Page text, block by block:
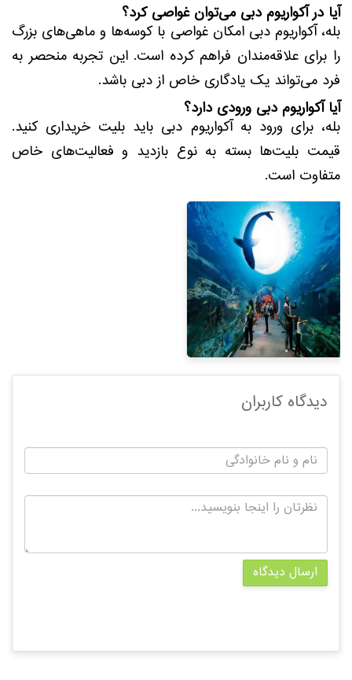
آیا در آکواریوم دبی می‌توان غواصی کرد؟
بله، آکواریوم دبی امکان غواصی با کوسه‌ها و ماهی‌های بزرگ
را برای علاقه‌مندان فراهم کرده است. این تجربه منحصر به
فرد می‌تواند یک یادگاری خاص از دبی باشد.
آیا آکواریوم دبی ورودی دارد؟
بله، برای ورود به آکواریوم دبی باید بلیت خریداری کنید.
قیمت بلیت‌ها بسته به نوع بازدید و فعالیت‌های خاص
متفاوت است.
دیدگاه کاربران
ارسال دیدگاه